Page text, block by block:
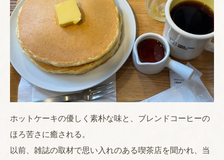
ホットケーキの優しく素朴な味と、ブレンドコーヒーの
ほろ苦さに癒される。
以前、雑誌の取材で思い入れのある喫茶店を聞かれ、当